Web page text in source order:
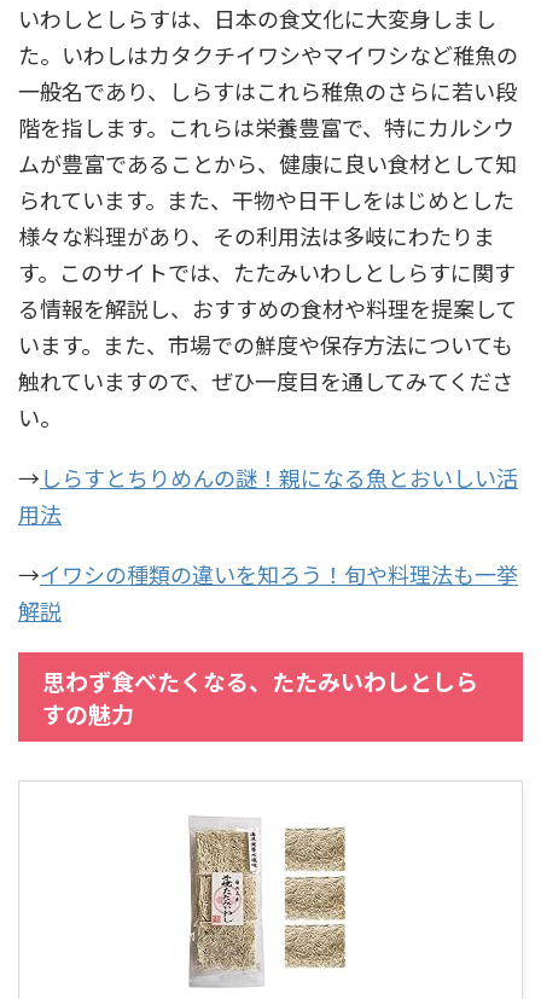
いわしとしらすは、日本の食文化に大変身しまし
た。いわしはカタクチイワシやマイワシなど稚魚の
一般名であり、しらすはこれら稚魚のさらに若い段
階を指します。これらは栄養豊富で、特にカルシウ
ムが豊富であることから、健康に良い食材として知
られています。また、干物や日干しをはじめとした
様々な料理があり、その利用法は多岐にわたりま
す。このサイトでは、たたみいわしとしらすに関す
る情報を解説し、おすすめの食材や料理を提案して
います。また、市場での鮮度や保存方法についても
触れていますので、ぜひ一度目を通してみてくださ
い。
→しらすとちりめんの謎！親になる魚とおいしい活
用法
→イワシの種類の違いを知ろう！旬や料理法も一挙
解説
思わず食べたくなる、たたみいわしとしら
すの魅力